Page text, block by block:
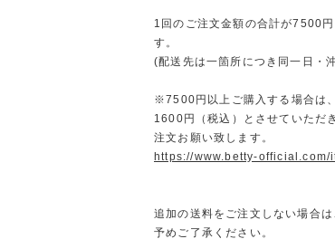
1回のご注文金額の合計が7500
す。
(配送先は一箇所につき同一日・
※7500円以上ご購入する場合は
1600円（税込）とさせていただ
注文お願い致します。
https://www.betty-official.com/
追加の送料をご注文しない場合は
予めご了承ください。